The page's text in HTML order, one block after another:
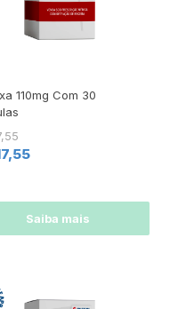
110mg Com 30
Saiba mais